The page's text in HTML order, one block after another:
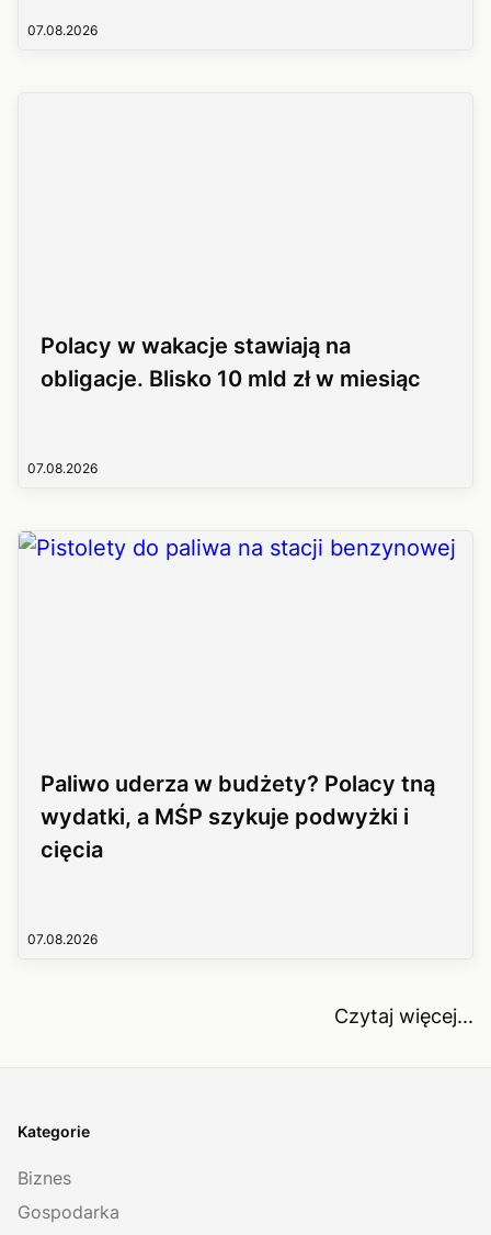
07.08.2026
Polacy w wakacje stawiają na
obligacje. Blisko 10 mld zł w miesiąc
07.08.2026
Paliwo uderza w budżety? Polacy tną
wydatki, a MŚP szykuje podwyżki i
cięcia
07.08.2026
Czytaj więcej...
Kategorie
Biznes
Gospodarka